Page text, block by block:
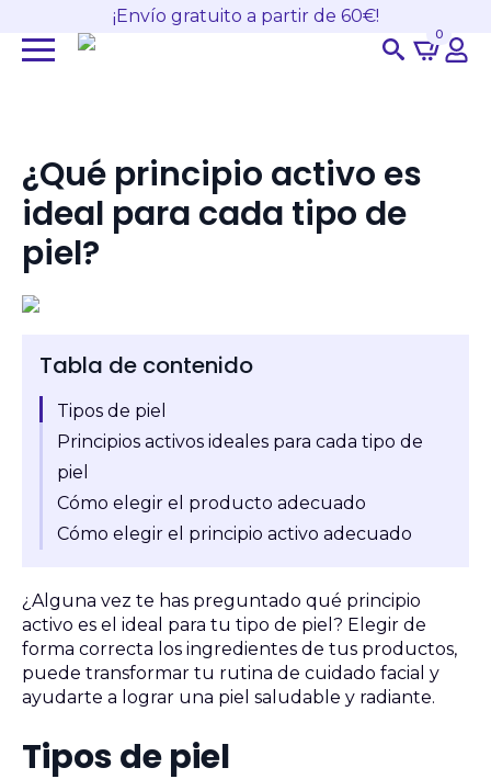
¡Envío gratuito a partir de 60€!
0
¿Qué principio activo es
ideal para cada tipo de
piel?
Tabla de contenido
Tipos de piel
Principios activos ideales para cada tipo de
piel
Cómo elegir el producto adecuado
Cómo elegir el principio activo adecuado
¿Alguna vez te has preguntado qué principio
activo es el ideal para tu tipo de piel? Elegir de
forma correcta los ingredientes de tus productos,
puede transformar tu rutina de cuidado facial y
ayudarte a lograr una piel saludable y radiante.
Tipos de piel